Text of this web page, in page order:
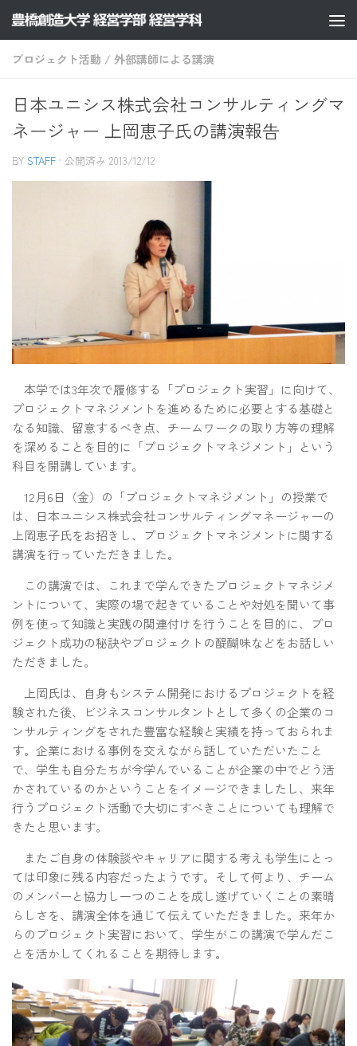
コンテンツへスキップ
プロジェクト活動 / 外部講師による講演
日本ユニシス株式会社コンサルティングマ
ネージャー 上岡恵子氏の講演報告
BY STAFF · 公開済み 2013/12/12
本学では3年次で履修する「プロジェクト実習」に向けて、
プロジェクトマネジメントを進めるために必要とする基礎と
なる知識、留意するべき点、チームワークの取り方等の理解
を深めることを目的に「プロジェクトマネジメント」という
科目を開講しています。
12月6日（金）の「プロジェクトマネジメント」の授業で
は、日本ユニシス株式会社コンサルティングマネージャーの
上岡恵子氏をお招きし、プロジェクトマネジメントに関する
講演を行っていただきました。
この講演では、これまで学んできたプロジェクトマネジメ
ントについて、実際の場で起きていることや対処を聞いて事
例を使って知識と実践の関連付けを行うことを目的に、プロ
ジェクト成功の秘訣やプロジェクトの醍醐味などをお話しい
ただきました。
上岡氏は、自身もシステム開発におけるプロジェクトを経
験された後、ビジネスコンサルタントとして多くの企業のコ
ンサルティングをされた豊富な経験と実績を持っておられま
す。企業における事例を交えながら話していただいたこと
で、学生も自分たちが今学んでいることが企業の中でどう活
かされているのかということをイメージできましたし、来年
行うプロジェクト活動で大切にすべきことについても理解で
きたと思います。
またご自身の体験談やキャリアに関する考えも学生にとっ
ては印象に残る内容だったようです。そして何より、チーム
のメンバーと協力し一つのことを成し遂げていくことの素晴
らしさを、講演全体を通じて伝えていただきました。来年か
らのプロジェクト実習において、学生がこの講演で学んだこ
とを活かしてくれることを期待します。